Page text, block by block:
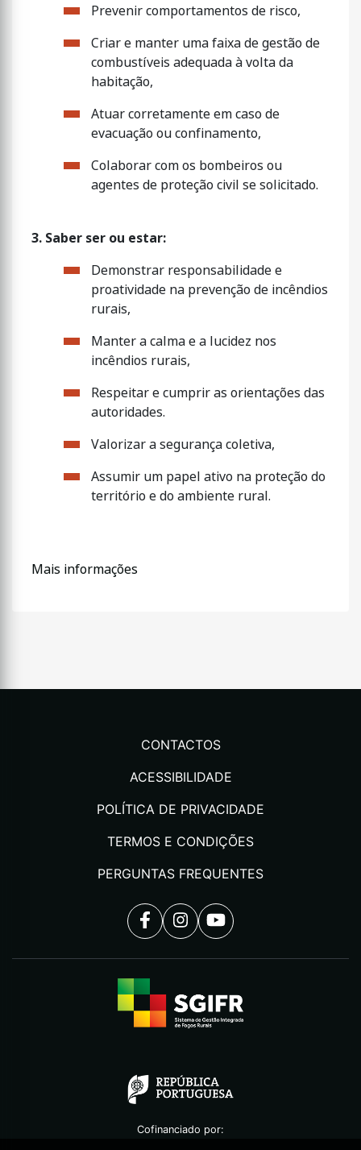
Prevenir comportamentos de risco,
Criar e manter uma faixa de gestão de
combustíveis adequada à volta da
habitação,
Atuar corretamente em caso de
evacuação ou confinamento,
Colaborar com os bombeiros ou
agentes de proteção civil se solicitado.
3. Saber ser ou estar:
Demonstrar responsabilidade e
proatividade na prevenção de incêndios
rurais,
Manter a calma e a lucidez nos
incêndios rurais,
Respeitar e cumprir as orientações das
autoridades.
Valorizar a segurança coletiva,
Assumir um papel ativo na proteção do
território e do ambiente rural.
Mais informações
CONTACTOS
ACESSIBILIDADE
POLÍTICA DE PRIVACIDADE
TERMOS E CONDIÇÕES
PERGUNTAS FREQUENTES
Cofinanciado por: